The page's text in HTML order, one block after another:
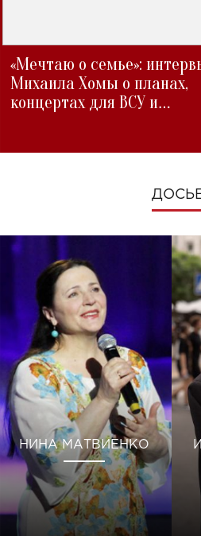
«Мечтаю о семье»:
Михаила Хомы о планах,
концертах для ВСУ и
НИНА МАТВИЕНКО